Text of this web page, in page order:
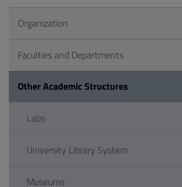
Organization
Faculties and Departments
Other Academic Structures
Labs
University Library System
Museums